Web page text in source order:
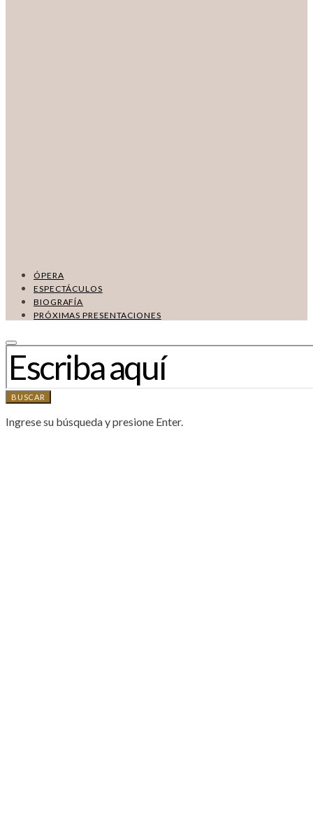
ÓPERA
ESPECTÁCULOS
BIOGRAFÍA
PRÓXIMAS PRESENTACIONES
BUSCAR:
BUSCAR
Ingrese su búsqueda y presione Enter.